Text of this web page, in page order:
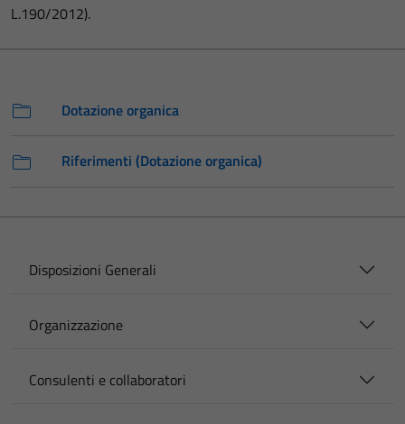
L.190/2012).
Dotazione organica
Riferimenti (Dotazione organica)
Disposizioni Generali
Organizzazione
Consulenti e collaboratori